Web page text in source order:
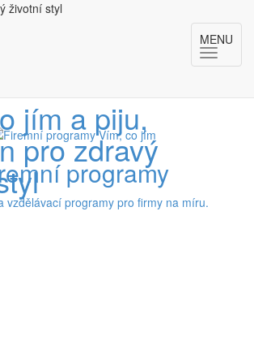
životní styl
MENU
programy
vzdělávací programy pro firmy na míru.